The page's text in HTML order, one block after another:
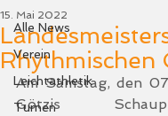
Alle News
Verein
Leichtathletik
Turnen
Rhythmischen
15. Mai 2022
Am Samstag, den
Götzis